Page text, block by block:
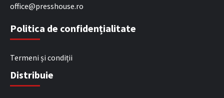
office@presshouse.ro
Politica de confidențialitate
Termeni și condiții
Distribuie